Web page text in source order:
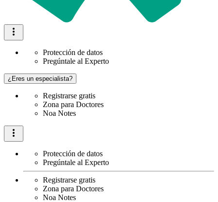
Protección de datos
Pregúntale al Experto
¿Eres un especialista?
Registrarse gratis
Zona para Doctores
Noa Notes
Protección de datos
Pregúntale al Experto
Registrarse gratis
Zona para Doctores
Noa Notes